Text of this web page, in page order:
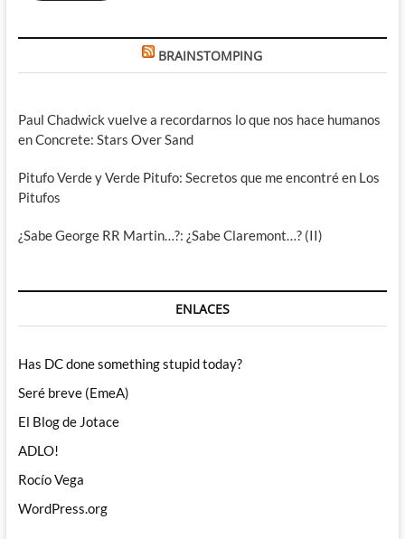
BRAINSTOMPING
Paul Chadwick vuelve a recordarnos lo que nos hace humanos
en Concrete: Stars Over Sand
Pitufo Verde y Verde Pitufo: Secretos que me encontré en Los
Pitufos
¿Sabe George RR Martin…?: ¿Sabe Claremont…? (II)
ENLACES
Has DC done something stupid today?
Seré breve (EmeA)
El Blog de Jotace
ADLO!
Rocío Vega
WordPress.org